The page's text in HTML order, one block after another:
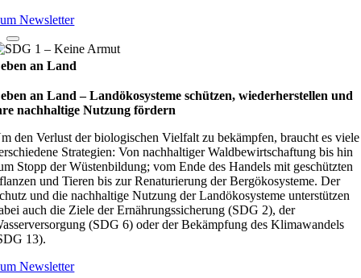
Newsletter
an Land
an Land – Lan­d­öko­sys­teme schüt­zen, wie­der­her­stel­len und
nach­hal­tige Nut­zung för­dern
den Verlust der biologischen Vielfalt zu bekämpfen, braucht es viele
Strategien: Von nachhaltiger Waldbewirtschaftung bis hin
Stopp der Wüstenbildung; vom Ende des Handels mit geschützten
und Tieren bis zur Renaturierung der Bergökosysteme. Der
und die nachhaltige Nutzung der Landökosysteme unterstützen
auch die Ziele der Ernährungssicherung (SDG 2), der
(SDG 6) oder der Bekämpfung des Klimawandels
13).
Newsletter